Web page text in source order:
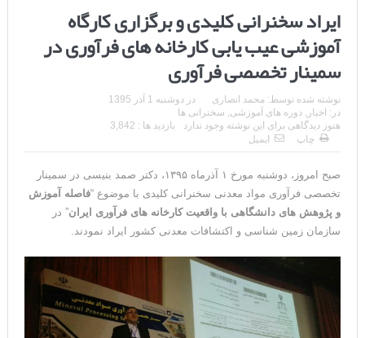
ایراد سخنرانی کلیدی و برگزاری کارگاه
آموزشی عیب یابی کارخانه های فرآوری در
سمینار تخصصی فرآوری
نوشته شده توسط: محمد انصاری در دوشنبه 1 آذر 1395
در: اخبار دوره های آموزشی سخنرانی ها
هنوز دیدگاهی برای این نوشته وجود ندارد
بازدید ها : 3,842
چاپ
ایمیل
صبح امروز، دوشنبه مورخ ۱ آذرماه ۱۳۹۵، دکتر صمد بنیسی در سمینار
تخصصی فرآوری مواد معدنی سخنرانی کلیدی با موضوع “فاصله آموزش
و پژوهش های دانشگاهی با واقعیت کارخانه های فرآوری ایران” در
سازمان زمین شناسی و اکتشافات معدنی کشور ایراد نمودند.